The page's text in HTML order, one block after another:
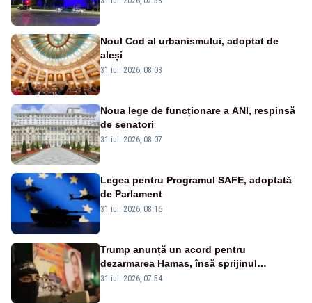
Noul Cod al urbanismului, adoptat de
aleși
31 iul. 2026, 08:03
Noua lege de funcționare a ANI, respinsă
de senatori
31 iul. 2026, 08:07
Legea pentru Programul SAFE, adoptată
de Parlament
31 iul. 2026, 08:16
Trump anunță un acord pentru
dezarmarea Hamas, însă sprijinul
Israelului rămâne incert
31 iul. 2026, 07:54